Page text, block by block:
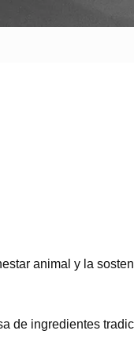
animal y la
de ingredientes